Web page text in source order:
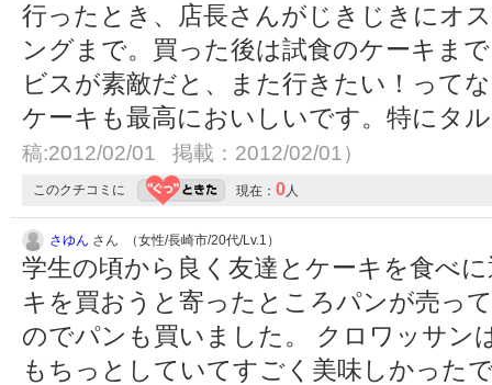
行ったとき、店長さんがじきじきにオ
ングまで。買った後は試食のケーキま
ビスが素敵だと、また行きたい！って
ケーキも最高においしいです。特にタ
稿:2012/02/01 掲載：2012/02/01）
このクチコミに 現在： 0人
さゆん さん （女性/長崎市/20代/Lv.1）
学生の頃から良く友達とケーキを食べ
キを買おうと寄ったところパンが売っ
のでパンも買いました。 クロワッサン
もちっとしていてすごく美味しかった